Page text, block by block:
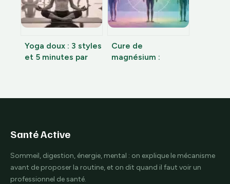
Yoga doux : 3 styles
et 5 minutes par
Cure de
magnésium :
Santé Active
Sommeil, digestion, énergie, mental : on explique le mécanisme
avant de proposer la routine, et on dit quand il faut voir un
professionnel de santé.